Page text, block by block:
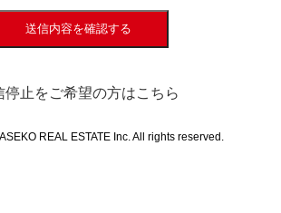
送信内容を確認する
停止をご希望の方はこちら
REAL ESTATE Inc. All rights reserved.